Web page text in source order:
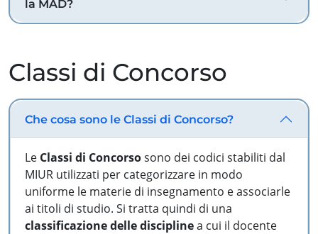
la MAD?
Classi di Concorso
Che cosa sono le Classi di Concorso?
Le Classi di Concorsosono dei codici stabiliti dal
MIUR utilizzati per categorizzare in modo
uniforme le materie di insegnamento e associarle
ai titoli di studio. Si tratta quindi di una
classificazione delle disciplinea cui il docente